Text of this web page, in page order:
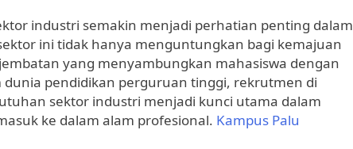
industri semakin menjadi perhatian penting dalam
ini tidak hanya menguntungkan bagi kemajuan
yang menyambungkan mahasiswa dengan
pendidikan perguruan tinggi, rekrutmen di
sektor industri menjadi kunci utama dalam
ke dalam alam profesional. Kampus Palu